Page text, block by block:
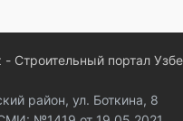
Строительный портал
район, ул. Боткина, 8